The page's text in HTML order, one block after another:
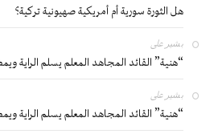
هل الثورة سورية أم أمريكية صهيونية تركية؟
بشير على
“هنية” القائد المجاهد المعلم يسلم الراية
بشير على
“هنية” القائد المجاهد المعلم يسلم الراية